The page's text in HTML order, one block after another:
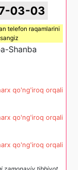
03-03
telefon raqamlarini
Shanba
qo'ng'iroq orqali
qo'ng'iroq orqali
qo'ng'iroq orqali